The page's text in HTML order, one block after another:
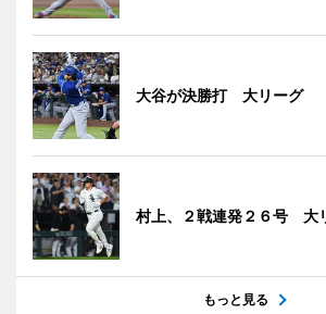
大谷が決勝打 大リーグ
村上、２戦連発２６号 大
もっと見る